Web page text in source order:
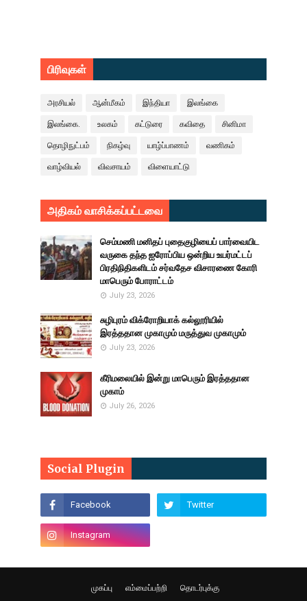
பிரிவுகள்
அரசியல் ஆன்மீகம் இந்தியா இலங்கை
இலங்கை. உலகம் கட்டுரை கவிதை சினிமா
தொழிநுட்பம் நிகழ்வு யாழ்ப்பாணம் வணிகம்
வாழ்வியல் விவசாயம் விளையாட்டு
அதிகம் வாசிக்கப்பட்டவை
செம்மணி மனிதப் புதைகுழியைப் பார்வையிட
வருகை தந்த ஐரோப்பிய ஒன்றிய உயர்மட்டப்
பிரதிநிதிகளிடம் சர்வதேச விசாரணை கோரி
மாபெரும் போராட்டம்
July 23, 2026
சுழிபுரம் விக்ரோறியாக் கல்லூரியில்
இரத்ததான முகாமும் மருத்துவ முகாமும்
July 23, 2026
கீரிமலையில் இன்று மாபெரும் இரத்ததான
முகாம்
July 26, 2026
Social Plugin
முகப்பு எம்மைப்பற்றி தொடர்புக்கு